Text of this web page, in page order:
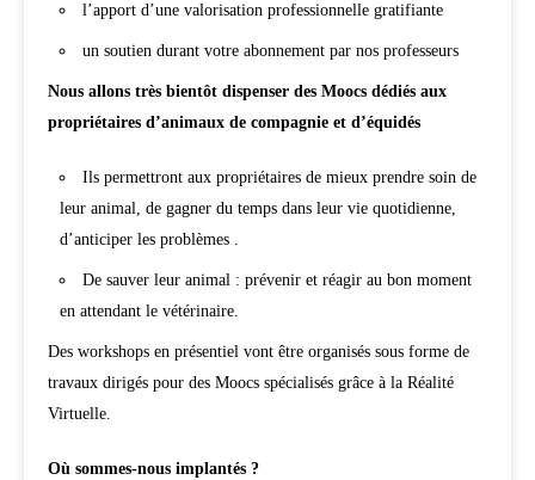
l’apport d’une valorisation professionnelle gratifiante
un soutien durant votre abonnement par nos professeurs
Nous allons très bientôt dispenser des Moocs dédiés aux
propriétaires d’animaux de compagnie et d’équidés
Ils permettront aux propriétaires de mieux prendre soin de
leur animal, de gagner du temps dans leur vie quotidienne,
d’anticiper les problèmes .
De sauver leur animal : prévenir et réagir au bon moment
en attendant le vétérinaire.
Des workshops en présentiel vont être organisés sous forme de
travaux dirigés pour des Moocs spécialisés grâce à la Réalité
Virtuelle.
Où sommes-nous implantés ?